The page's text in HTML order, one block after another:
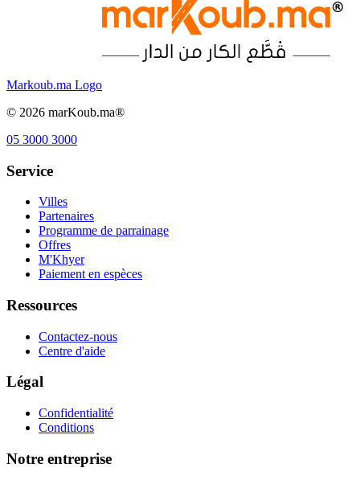
Markoub.ma Logo
© 2026 marKoub.ma®
05 3000 3000
Service
Villes
Partenaires
Programme de parrainage
Offres
M'Khyer
Paiement en espèces
Ressources
Contactez-nous
Centre d'aide
Légal
Confidentialité
Conditions
Notre entreprise